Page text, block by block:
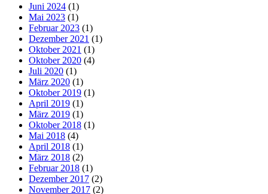
Juni 2024 (1)
Mai 2023 (1)
Februar 2023 (1)
Dezember 2021 (1)
Oktober 2021 (1)
Oktober 2020 (4)
Juli 2020 (1)
März 2020 (1)
Oktober 2019 (1)
April 2019 (1)
März 2019 (1)
Oktober 2018 (1)
Mai 2018 (4)
April 2018 (1)
März 2018 (2)
Februar 2018 (1)
Dezember 2017 (2)
November 2017 (2)